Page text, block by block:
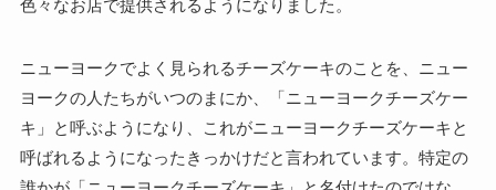
色々なお店で提供されるようになりました。
ニューヨークでよく見られるチーズケーキのことを、ニュー
ヨークの人たちがいつのまにか、「ニューヨークチーズケー
キ」と呼ぶようになり、これがニューヨークチーズケーキと
呼ばれるようになったきっかけだと言われています。特定の